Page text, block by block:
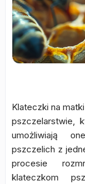
Klateczki na
pszczelarstwie,
umożliwiają
pszczelich z
procesie
klateczkom